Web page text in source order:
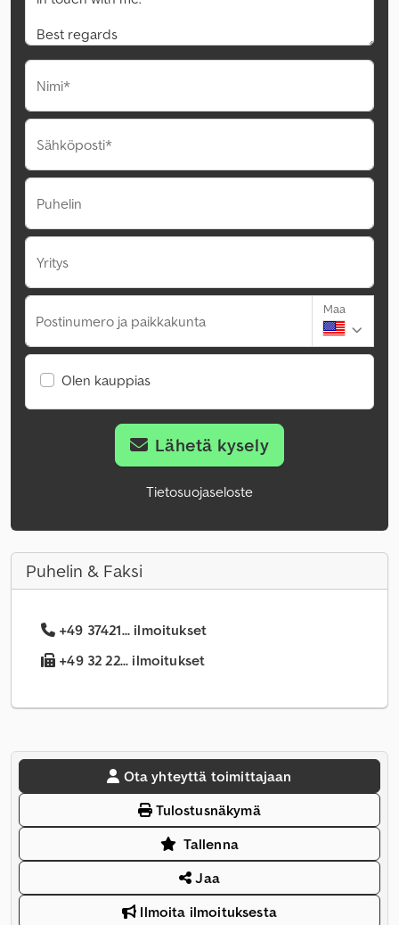
Nimi*
Sähköposti*
Puhelin
Yritys
Postinumero ja paikkakunta
Maa
Olen kauppias
Lähetä kysely
Tietosuojaseloste
Puhelin & Faksi
+49 37421... ilmoitukset
+49 32 22... ilmoitukset
Ota yhteyttä toimittajaan
Tulostusnäkymä
Tallenna
Jaa
Ilmoita ilmoituksesta